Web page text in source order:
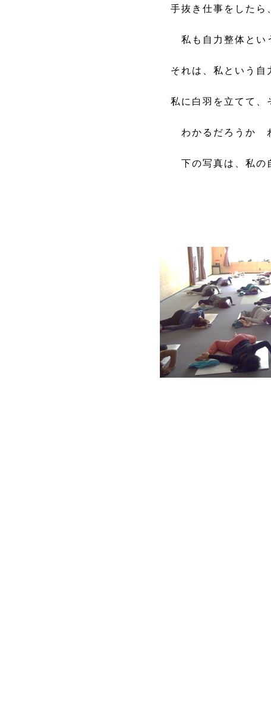
手抜き仕事をしたら
私も自力整体とい
それは、私という自
私に白羽を立てて、
わかるだろうか わ
下の写真は、私の